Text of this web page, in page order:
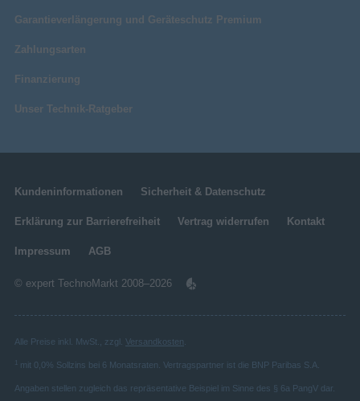
Garantieverlängerung und Geräteschutz Premium
Zahlungsarten
Finanzierung
Unser Technik-Ratgeber
Kundeninformationen Sicherheit & Datenschutz
Erklärung zur Barrierefreiheit Vertrag widerrufen Kontakt
Impressum AGB
© expert TechnoMarkt 2008–2026
Alle Preise inkl. MwSt., zzgl. Versandkosten
mit 0,0% Sollzins bei 6 Monatsraten. Vertragspartner ist die BNP Paribas S.A.
Angaben stellen zugleich das repräsentative Beispiel im Sinne des § 6a PangV dar.